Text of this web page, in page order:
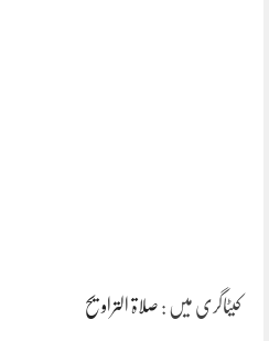
کیٹاگری میں : صلاۃ التراویح